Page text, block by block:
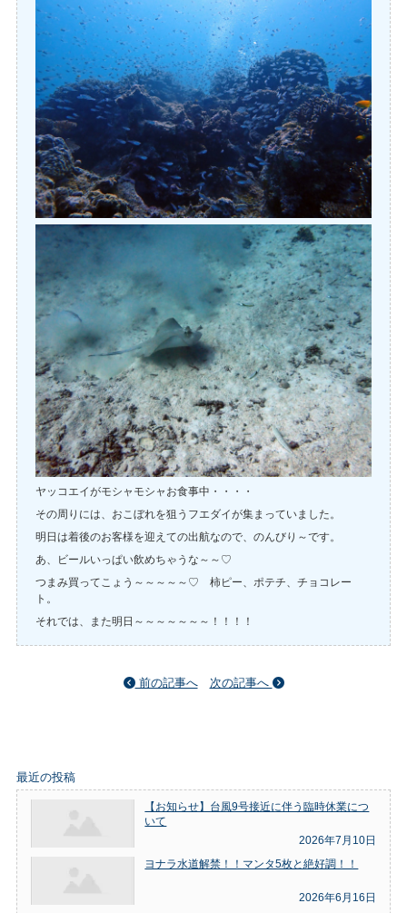
ヤッコエイがモシャモシャお食事中・・・・
その周りには、おこぼれを狙うフエダイが集まっていました。
明日は着後のお客様を迎えての出航なので、のんびり～です。
あ、ビールいっぱい飲めちゃうな～～♡
つまみ買ってこょう～～～～～♡ 柿ピー、ポテチ、チョコレー
ト。
それでは、また明日～～～～～～～！！！！
前の記事へ 次の記事へ
最近の投稿
【お知らせ】台風9号接近に伴う臨時休業につ
いて
2026年7月10日
ヨナラ水道解禁！！マンタ5枚と絶好調！！
2026年6月16日